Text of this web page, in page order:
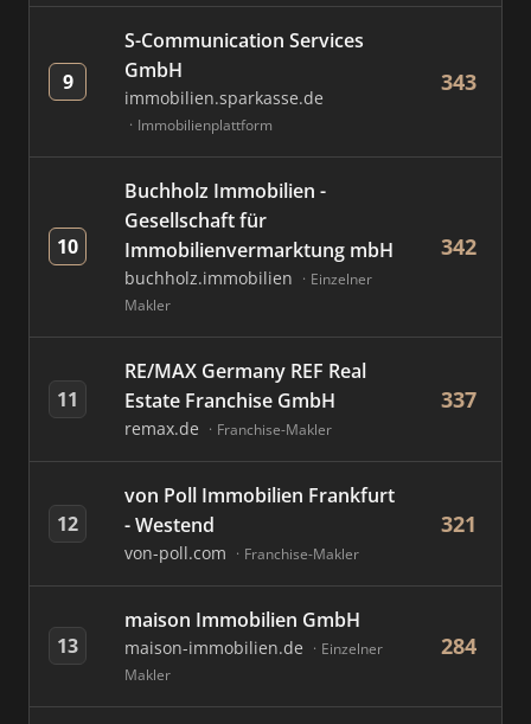
9
S-Communication Services
GmbH
immobilien.sparkasse.de
Immobilienplattform
343
10
Buchholz Immobilien -
Gesellschaft für
Immobilienvermarktung mbH
buchholz.immobilien
Einzelner
Makler
342
11
RE/MAX Germany REF Real
Estate Franchise GmbH
remax.de Franchise-Makler
337
12
von Poll Immobilien Frankfurt
- Westend
von-poll.com Franchise-Makler
321
13
maison Immobilien GmbH
maison-immobilien.de
Einzelner
Makler
284